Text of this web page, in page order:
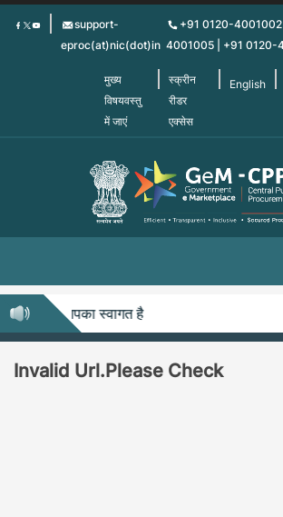
Skip
support-
eproc(at)nic(dot)in
+91 0120-
4001005 | +91 0120-
मुख्य
विषयवस्तु
में जाएं
स्क्रीन
रीडर
एक्सेस
English
में आपका स्वागत है
Invalid Url.Please Check